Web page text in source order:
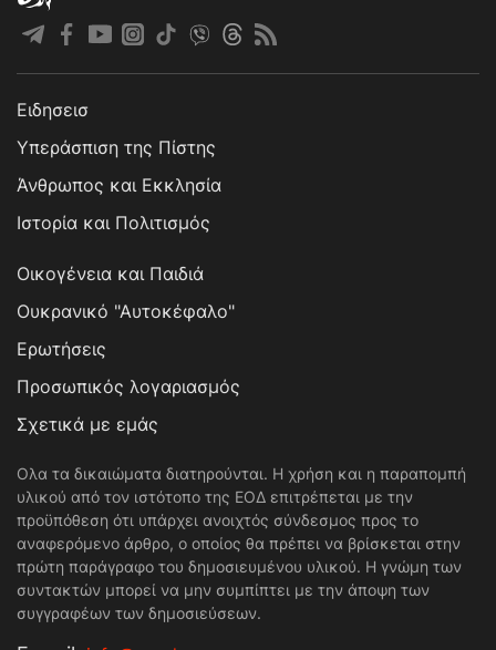
Ειδησεισ
Υπεράσπιση της Πίστης
Άνθρωπος και Εκκλησία
Ιστορία και Πολιτισμός
Οικογένεια και Παιδιά
Ουκρανικό "Αυτοκέφαλο"
Ερωτήσεις
Προσωπικός λογαριασμός
Σχετικά με εμάς
Ολα τα δικαιώματα διατηρούνται. Η χρήση και η παραπομπή
υλικού από τον ιστότοπο της ΕΟΔ επιτρέπεται με την
προϋπόθεση ότι υπάρχει ανοιχτός σύνδεσμος προς το
αναφερόμενο άρθρο, ο οποίος θα πρέπει να βρίσκεται στην
πρώτη παράγραφο του δημοσιευμένου υλικού. Η γνώμη των
συντακτών μπορεί να μην συμπίπτει με την άποψη των
συγγραφέων των δημοσιεύσεων.